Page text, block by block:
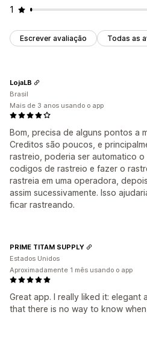
1
Escrever avaliação Todas as
Bom, precisa de alguns pontos a
Creditos são poucos, e
rastreio, poderia ser automatico
codigos de rastreio e fazer o
rastreia em uma operadora,
assim sucessivamente. Isso
ficar rastreando.
LojaLB
Brasil
Mais de 3 anos usando o app
Great app. I really liked it: elegant
that there is no way to know
PRIME TITAM SUPPLY
Estados Unidos
Aproximadamente 1 mês usando o app